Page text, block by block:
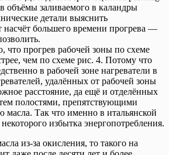
объёмы заливаемого в каландры
детали выяснить
насчёт большего времени прогрева —
что прогрев рабочей зоны по схеме
чем по схеме рис. 4. Потому что
в рабочей зоне нагреватели в
удалённых от рабочей зоны
расстояние, да ещё и отделённых
полостями, препятствующими
Так что именно в итальянской
избытка энерго­потребления.
из-за окисления, то такого на